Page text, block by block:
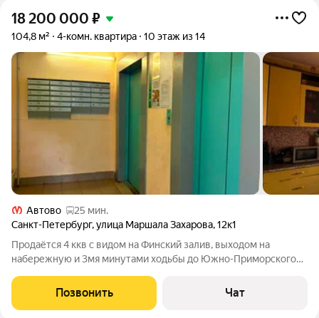
18 200 000 ₽
104,8 м² 4-комн. квартира 10 этаж из 14
Автово
25 мин.
Санкт-Петербург,улица Маршала Захарова,12к1
Продаётся 4 ккв с видом на Финский залив, выходом на
набережную и 3мя минутами ходьбы до Южно-Приморского
панельного дома, 2010 года постройки. Хольная планировка с
большим коридором, холлом и
Позвонить Чат